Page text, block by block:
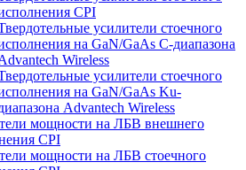
CPI
усилители стоечного
на GaN/GaAs С-диапазона
Wireless
усилители стоечного
на GaN/GaAs Ku-
Advantech Wireless
мощности на ЛБВ внешнего
CPI
мощности на ЛБВ стоечного